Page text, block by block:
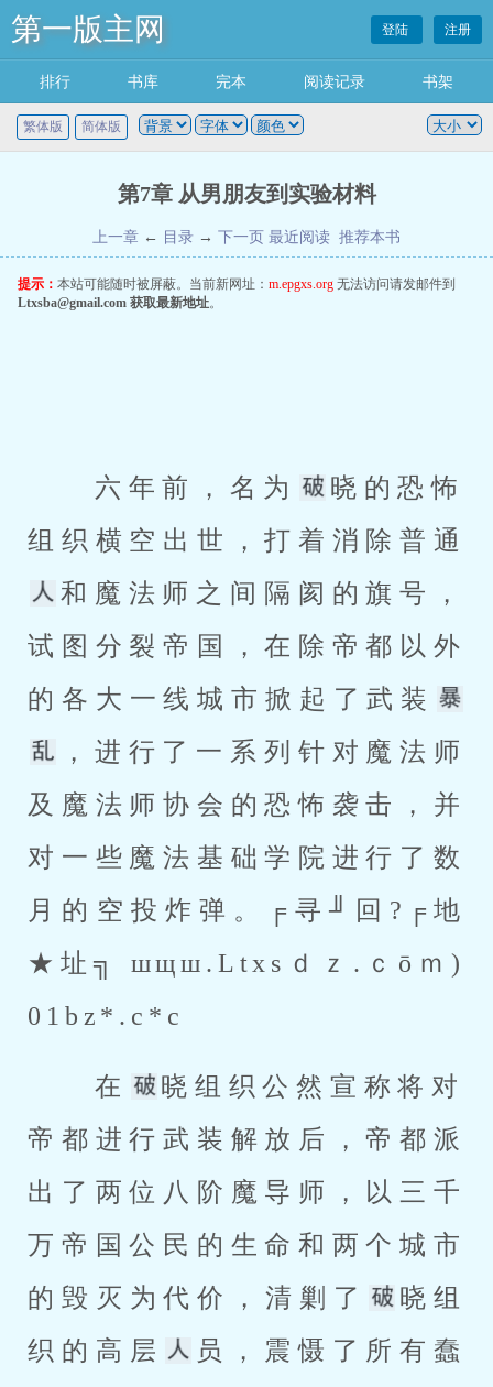
第一版主网 登陆 注册
排行 书库 完本 阅读记录 书架
繁体版 简体版
第7章 从男朋友到实验材料
上一章 ← 目录 → 下一页 最近阅读 推荐本书
提示： 本站可能随时被屏蔽。当前新网址： m.epgxs.org 无法访问请发邮件到
Ltxsba@gmail.com 获取最新地址。
六年前，名为
晓的恐怖
组织横空出世，打着消除普通
和魔法师之间隔阂的旗号，
试图分裂帝国，在除帝都以外
的各大一线城市掀起了武装
，进行了一系列针对魔法师
及魔法师协会的恐怖袭击，并
对一些魔法基础学院进行了数
月的空投炸弹。╒寻╜回?╒地
★址╗ шщш.Ltxsｄｚ.ｃōｍ)
01bz*.c*c
在
晓组织公然宣称将对
帝都进行武装解放后，帝都派
出了两位八阶魔导师，以三千
万帝国公民的生命和两个城市
的毁灭为代价，清剿了
晓组
织的高层
员，震慑了所有蠢